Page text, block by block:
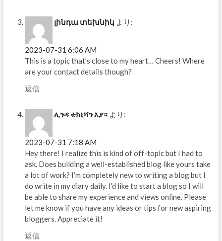
լինդա տեխնիկ より:
2023-07-31 6:06 AM
This is a topic that’s close to my heart… Cheers! Where
are your contact details though?
返信
ሊንዳ ቴክኒሻን እያ። より:
2023-07-31 7:18 AM
Hey there! I realize this is kind of off-topic but I had to
ask. Does building a well-established blog like yours take
a lot of work? I’m completely new to writing a blog but I
do write in my diary daily. I’d like to start a blog so I will
be able to share my experience and views online. Please
let me know if you have any ideas or tips for new aspiring
bloggers. Appreciate it!
返信